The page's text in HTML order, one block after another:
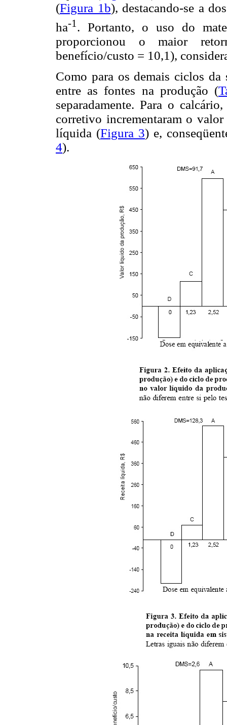
(Figura 1b), destacando-se a
ha-1 . Portanto, o uso do
proporcionou o maior
benefício/custo = 10,1),
Como para os demais ciclos
entre as fontes na produção (
separadamente. Para o
corretivo incrementaram o
líquida (Figura 3) e,
4).